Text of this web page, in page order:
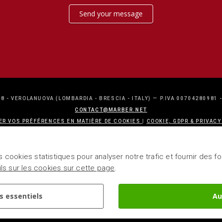
Send your message
- VEROLANUOVA (LOMBARDIA - BRESCIA - ITALY) — P.IVA
CONTACT@MARBER.NET
VOS PRÉFÉRENCES EN MATIÈRE DE COOKIES COOKIE, GDPR &
cookies statistiques pour analyser notre trafic et fournir des
sur les cookies sur cette page.
essentiels